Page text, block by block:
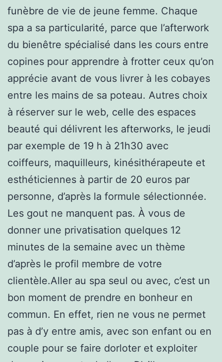
funèbre de vie de jeune femme. Chaque
spa a sa particularité, parce que l’afterwork
du bienêtre spécialisé dans les cours entre
copines pour apprendre à frotter ceux qu’on
apprécie avant de vous livrer à les cobayes
entre les mains de sa poteau. Autres choix
à réserver sur le web, celle des espaces
beauté qui délivrent les afterworks, le jeudi
par exemple de 19 h à 21h30 avec
coiffeurs, maquilleurs, kinésithérapeute et
esthéticiennes à partir de 20 euros par
personne, d’après la formule sélectionnée.
Les gout ne manquent pas. À vous de
donner une privatisation quelques 12
minutes de la semaine avec un thème
d’après le profil membre de votre
clientèle.Aller au spa seul ou avec, c’est un
bon moment de prendre en bonheur en
commun. En effet, rien ne vous ne permet
pas à d’y entre amis, avec son enfant ou en
couple pour se faire dorloter et exploiter